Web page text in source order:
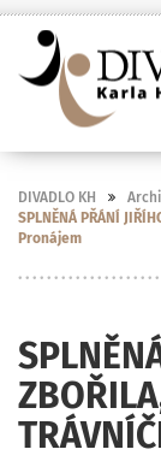
DIVADLO KH
SPLNĚNÁ PŘÁNÍ
Pronájem